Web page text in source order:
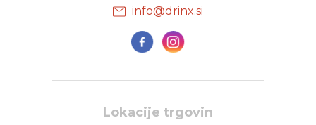
info@drinx.si
Lokacije trgovin